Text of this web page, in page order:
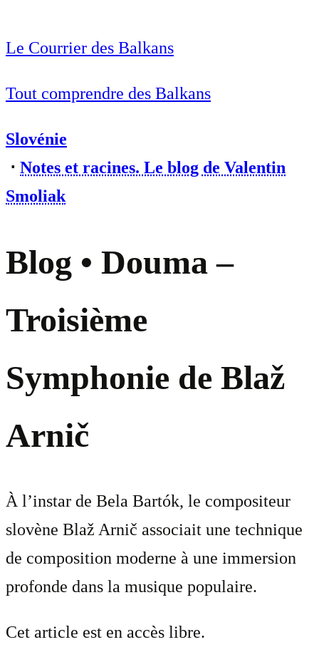
Le Courrier des Balkans
Tout comprendre des Balkans
Slovénie
⋅ Notes et racines. Le blog de Valentin
Smoliak
Blog • Douma –
Troisième
Symphonie de Blaž
Arnič
À l’instar de Bela Bartók, le compositeur
slovène Blaž Arnič associait une technique
de composition moderne à une immersion
profonde dans la musique populaire.
Cet article est en accès libre.